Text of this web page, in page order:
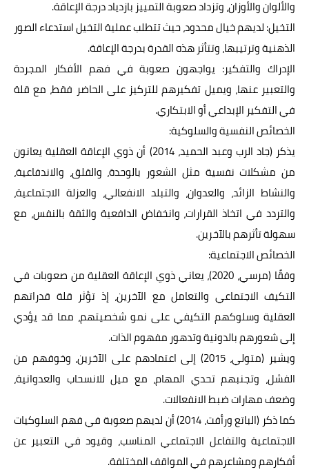
والألوان والأوزان، وتزداد صعوبة التمييز بازدياد درجة الإعاقة.
التخيل: لديهم خيال محدود، حيث تتطلب عملية التخيل استدعاء الصور
الذهنية وترتيبها، وتتأثر هذه القدرة بدرجة الإعاقة.
الإدراك والتفكير: يواجهون صعوبة في فهم الأفكار المجردة
والتعبير عنها، ويميل تفكيرهم للتركيز على الحاضر فقط، مع قلة
في التفكير الإبداعي أو الابتكاري.
الخصائص النفسية والسلوكية:
يذكر (جاد الرب وعبد الحميد، 2014) أن ذوي الإعاقة العقلية يعانون
من مشكلات نفسية مثل الشعور بالوحدة، والقلق، والاندفاعية،
والنشاط الزائد، والعدوان، والتبلد الانفعالي، والعزلة الاجتماعية،
والتردد في اتخاذ القرارات، وانخفاض الدافعية والثقة بالنفس، مع
سهولة تأثرهم بالآخرين.
الخصائص الاجتماعية:
وفقًا (مرسي، 2020)، يعاني ذوي الإعاقة العقلية من صعوبات في
التكيف الاجتماعي والتعامل مع الآخرين، إذ تؤثر قلة قدراتهم
العقلية وسلوكهم التكيفي على نمو شخصيتهم، مما قد يؤدي
إلى شعورهم بالدونية وتدهور مفهوم الذات.
ويشير (متولي، 2015) إلى اعتمادهم على الآخرين، وخوفهم من
الفشل، وتجنبهم تحدي المهام، مع ميل للانسحاب والعدوانية،
وضعف مهارات ضبط الانفعالات.
كما ذكر (الباتع ورأفت، 2014) أن لديهم صعوبة في فهم السلوكيات
الاجتماعية والتفاعل الاجتماعي المناسب، وقيود في التعبير عن
أفكارهم ومشاعرهم في المواقف المختلفة.